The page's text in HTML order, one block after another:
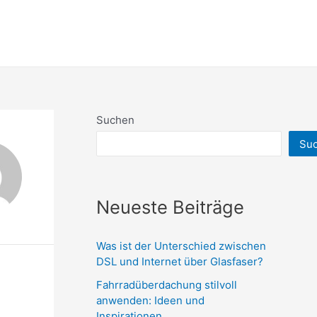
Suchen
Neueste Beiträge
Was ist der Unterschied zwischen
DSL und Internet über Glasfaser?
Fahrradüberdachung stilvoll
anwenden: Ideen und